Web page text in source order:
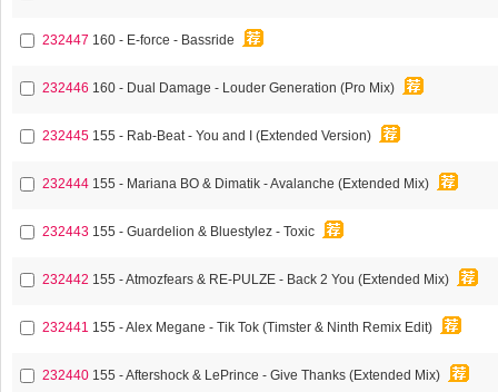
232447 160 - E-force - Bassride
232446 160 - Dual Damage - Louder Generation (Pro Mix)
232445 155 - Rab-Beat - You and I (Extended Version)
232444 155 - Mariana BO & Dimatik - Avalanche (Extended Mix)
232443 155 - Guardelion & Bluestylez - Toxic
232442 155 - Atmozfears & RE-PULZE - Back 2 You (Extended Mix)
232441 155 - Alex Megane - Tik Tok (Timster & Ninth Remix Edit)
232440 155 - Aftershock & LePrince - Give Thanks (Extended Mix)